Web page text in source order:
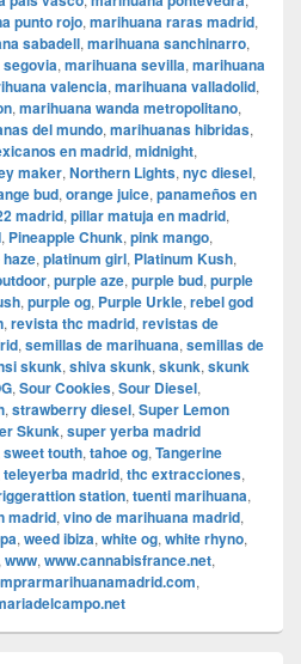
punto rojo, marihuana raras madrid,
sabadell, marihuana sanchinarro,
, marihuana sevilla, marihuana
valencia, marihuana valladolid,
, marihuana wanda metropolitano,
del mundo, marihuanas hibridas,
en madrid, midnight,
maker, Northern Lights, nyc diesel,
bud, orange juice, panameños en
madrid, pillar matuja en madrid,
, Pineapple Chunk, pink mango,
, platinum girl, Platinum Kush,
, purple aze, purple bud, purple
, purple og, Purple Urkle, rebel god
, revista thc madrid, revistas de
, semillas de marihuana, semillas de
skunk, shiva skunk, skunk, skunk
, Sour Cookies, Sour Diesel,
, strawberry diesel, Super Lemon
Skunk, super yerba madrid
sweet touth, tahoe og, Tangerine
teleyerba madrid, thc extracciones,
station, tuenti marihuana,
madrid, vino de marihuana madrid,
, weed ibiza, white og, white rhyno,
www, www.cannabisfrance.net,
,